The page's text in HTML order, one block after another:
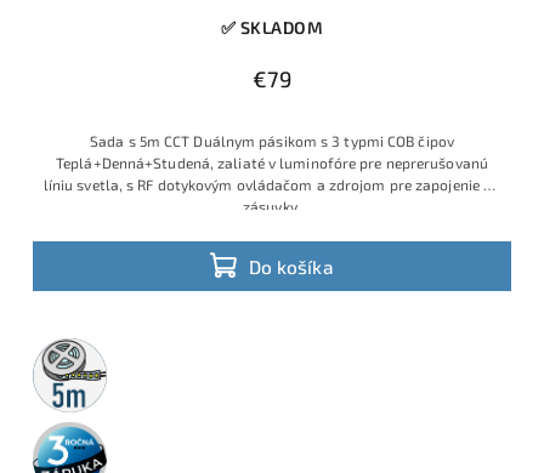
✅ SKLADOM
€79
Do košíka
Sada s 5m CCT Duálnym pásikom s 3 typmi COB čipov
Teplá+Denná+Studená, zaliaté v luminofóre pre neprerušovanú
líniu svetla, s RF dotykovým ovládačom a zdrojom pre zapojenie do
zásuvky.
5m
rolka
3 roky
záruka